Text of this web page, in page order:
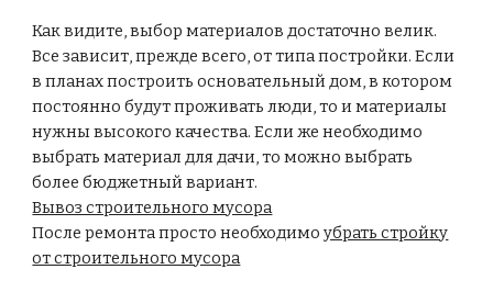
Как видите, выбор материалов достаточно велик.
Все зависит, прежде всего, от типа постройки. Если
в планах построить основательный дом, в котором
постоянно будут проживать люди, то и материалы
нужны высокого качества. Если же необходимо
выбрать материал для дачи, то можно выбрать
более бюджетный вариант.
Вывоз строительного мусора
После ремонта просто необходимоубрать стройку
от строительного мусора